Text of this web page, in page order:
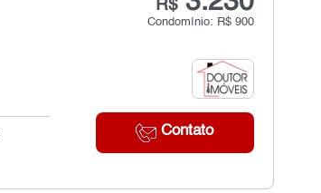
R$
Condomínio: R$ 900
Contato